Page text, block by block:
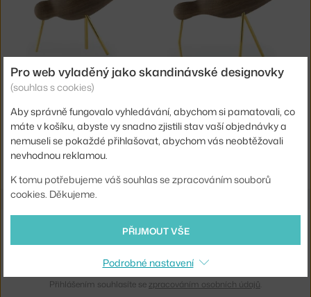
SHOREBIRD M, WALNUT / BRASS
NORMANN COPENHAGEN
Ste zo Slovenska? Prejdite naDekorácie
Shopping from the EU? Switch to
Pro web vyladěný jako skandinávské designovky
(souhlas s cookies)
Aby správně fungovalo vyhledávání, abychom si pamatovali, co
máte v košíku, abyste vy snadno zjistili stav vaší objednávky a
nemuseli se pokaždé přihlašovat, abychom vás neobtěžovali
nevhodnou reklamou.
K tomu potřebujeme váš souhlas se zpracováním souborů
cookies. Děkujeme.
PŘIJMOUT VŠE
Podrobné nastavení
Přihlášením souhlasíte se zpracováním osobních údajů